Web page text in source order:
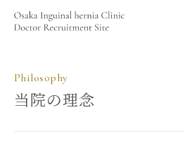
Philosophy
当院の理念